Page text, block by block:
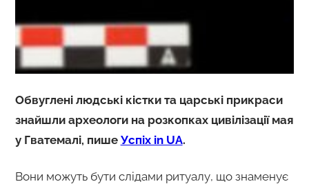
Обвуглені людські кістки та царські прикраси
знайшли археологи на розкопках цивілізації мая
у Гватемалі, пише Успіх in UA.
Вони можуть бути слідами ритуалу, що знаменує